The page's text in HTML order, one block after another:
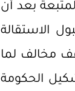
بعد أن
الاستقالة
مخالف لما
الحكومة